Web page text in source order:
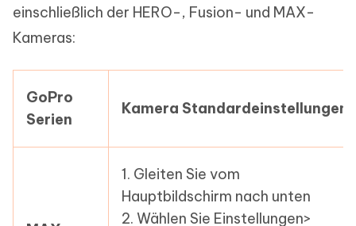
einschließlich der HERO-, Fusion- und MAX-
Kameras:
GoPro
Serien
Kamera Standardeinstellungen
1. Gleiten Sie vom
Hauptbildschirm nach unten
2. Wählen Sie Einstellungen>